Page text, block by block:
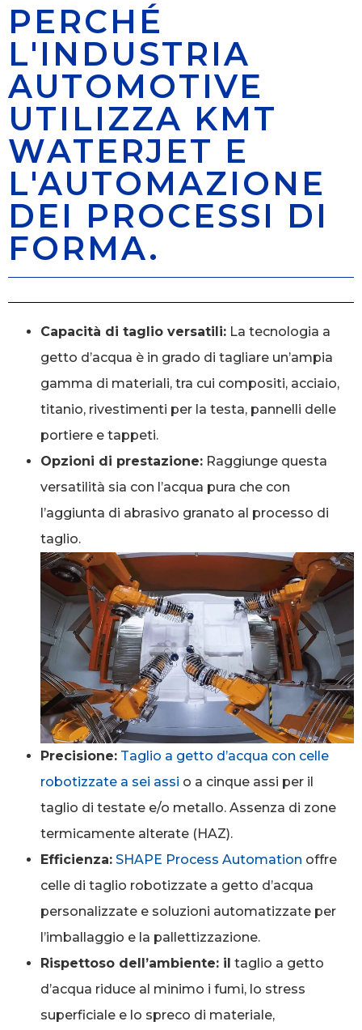
PERCHÉ
L'INDUSTRIA
AUTOMOTIVE
UTILIZZA KMT
WATERJET E
L'AUTOMAZIONE
DEI PROCESSI DI
FORMA.
Capacità di taglio versatili: La tecnologia a
getto d’acqua è in grado di tagliare un’ampia
gamma di materiali, tra cui compositi, acciaio,
titanio, rivestimenti per la testa, pannelli delle
portiere e tappeti.
Opzioni di prestazione: Raggiunge questa
versatilità sia con l’acqua pura che con
l’aggiunta di abrasivo granato al processo di
taglio.
Precisione: Taglio a getto d’acqua con celle
robotizzate a sei assi o a cinque assi per il
taglio di testate e/o metallo. Assenza di zone
termicamente alterate (HAZ).
Efficienza: SHAPE Process Automation offre
celle di taglio robotizzate a getto d’acqua
personalizzate e soluzioni automatizzate per
l’imballaggio e la pallettizzazione.
Rispettoso dell’ambiente: il taglio a getto
d’acqua riduce al minimo i fumi, lo stress
superficiale e lo spreco di materiale,